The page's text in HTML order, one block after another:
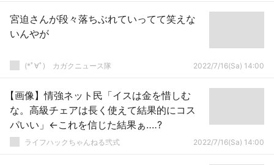
宮迫さんが段々落ちぶれていってて笑えな
いんやが
(*ﾟ∀ﾟ)ゞカガクニュース隊 2022/7/16(Sa) 14:00
【画像】情強ネット民「イスは金を惜しむ
な。高級チェアは長く使えて結果的にコス
パいい」←これを信じた結果ぁ‥‥?
ライフハックちゃんねる弐式 2022/7/16(Sa) 14:00